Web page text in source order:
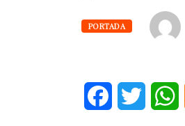
PORTADA
FacebookTwitter